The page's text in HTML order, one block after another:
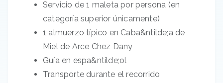
Servicio de 1 maleta por persona (en
categoría superior únicamente)
1 almuerzo típico en Caba&ntilde;a de
Miel de Arce Chez Dany
Guía en espa&ntilde;ol
Transporte durante el recorrido